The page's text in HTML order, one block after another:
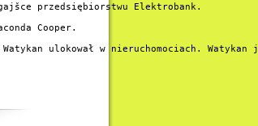
przedsiębiorstwu Elektrobank.
Cooper.
ulokował w nieruchomociach.